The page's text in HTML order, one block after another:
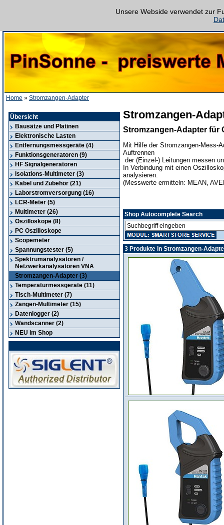
Home » Stromzangen-Adapter
Unsere Webside verwendet zur
Übersicht
Bausätze und Platinen
Elektronische Lasten
Entfernungsmessgeräte (4)
Funktionsgeneratoren (9)
HF Signalgeneratoren
Isolations-Multimeter (3)
Kabel und Zubehör (21)
Laborstromversorgung (16)
LCR-Meter (5)
Multimeter (26)
Oszilloskope (8)
PC Oszilloskope
Scopemeter
Spannungstester (5)
Spektrumanalysatoren /
Netzwerkanalysatoren VNA
Stromzangen-Adapter (3)
Temperaturmessgeräte (11)
Tisch-Multimeter (7)
Zangen-Multimeter (15)
Datenlogger (2)
Wandscanner (2)
NEU im Shop
Stromzangen-
Stromzangen-Adapter für
Mit Hilfe der Stromzangen-Mess-
Auftrennen
der (Einzel-) Leitungen messen
In Verbindung mit einen
analysieren.
(Messwerte ermitteln: MEAN,
Shop Autocomplete Search
3 Produkte in Stromzangen-